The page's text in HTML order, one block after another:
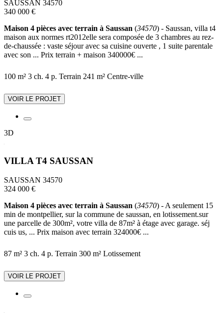
SAUSSAN 34570
340 000 €
Maison 4 pièces avec terrain à Saussan (34570) - Saussan, villa t4
maison aux normes rt2012elle sera composée de 3 chambres au rez-
de-chaussée : vaste séjour avec sa cuisine ouverte , 1 suite parentale
avec son ... Prix terrain + maison 340000€ ...
100 m² 3 ch. 4 p. Terrain 241 m² Centre-ville
VOIR LE PROJET
3D
VILLA T4 SAUSSAN
SAUSSAN 34570
324 000 €
Maison 4 pièces avec terrain à Saussan (34570) - A seulement 15
min de montpellier, sur la commune de saussan, en lotissement.sur
une parcelle de 300m², votre villa de 87m² à étage avec garage. séj
cuis us, ... Prix maison avec terrain 324000€ ...
87 m² 3 ch. 4 p. Terrain 300 m² Lotissement
VOIR LE PROJET